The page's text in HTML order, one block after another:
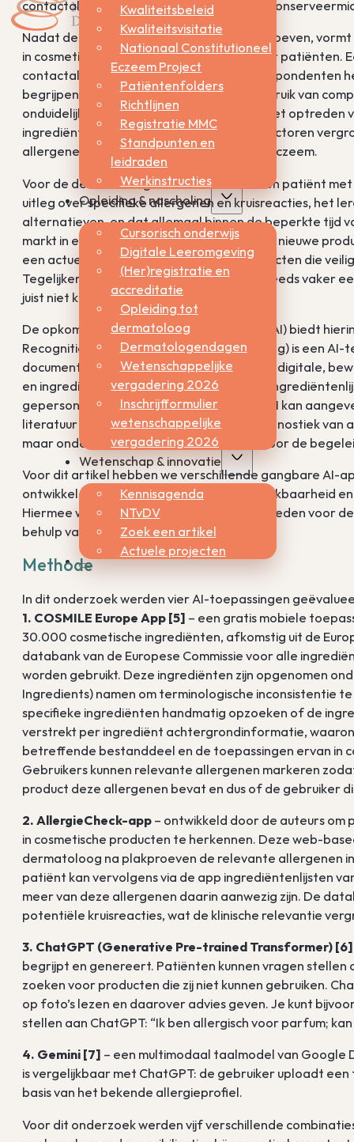
Kwaliteitsbeleid
Kwaliteitsvisitatie
Nationaal Constitutioneel
Eczeem Project
Patiëntenfolders
Richtlijnen
Registratie MMC
Standpunten en
leidraden
Werkinstructies
Opleiding & nascholing
Cursorisch onderwijs
Digitale Leeromgeving
(Her)registratie en
accreditatie
Opleiding tot
dermatoloog
Dermatologendagen
Wetenschappelijke
vergadering 2026
Inschrijfformulier
wetenschappelijke
vergadering 2026
Wetenschap & innovatie
Kennisagenda
NTvDV
Zoek een artikel
Actuele projecten
contactallergeen, waarbij geurstoffen en
Nadat de diagnose bevestigd is met plakproeven,
in cosmetica een aanzienlijke uitdaging voor patiënten.
contactallergie liet zien dat 46% van de respondenten
begrijpen. [2] Dit hangt samen met het gebruik van
onduidelijke etiketten. Daarnaast draagt het optreden
ingrediënten bij aan het probleem. Deze factoren
allergenen en recidiverende klachten van eczeem.
Voor de dermatoloog is het consult met een patiënt
uitleg over specifieke allergenen en kruisreacties, het
alternatieven, en dat allemaal binnen de beperkte tijd
markt in een hoog tempo, met voortdurend nieuwe
een actueel overzicht te hebben van producten die
Tegelijkertijd verwachten patiënten wel steeds vaker
juist niet kunnen gebruiken.
De opkomst van kunstmatige intelligentie (AI) biedt
Recognition (OCR; optische tekenherkenning) is een
documenten kan herkennen en omzetten in digitale,
en ingrediënten opsommen. Deze digitale
gepersonaliseerd allergieprofiel, waarna AI kan
literatuur blijkt dat AI-toepassingen de diagnostiek
maar onderzoek naar het gebruik van AI voor de
Voor dit artikel hebben we verschillende gangbare AI-
ontwikkelde app — geëvalueerd om de bruikbaarheid
Hiermee willen we praktische handvatten bieden voor
behulp van AI.
Methode
In dit onderzoek werden vier AI-toepassingen
1. COSMILE Europe App [5] – een gratis mobiele
30.000 cosmetische ingrediënten, afkomstig uit de
databank van de Europese Commissie voor alle
worden gebruikt. Deze ingrediënten zijn opgenomen
Ingredients) namen om terminologische inconsistentie
specifieke ingrediënten handmatig opzoeken of de
verstrekt per ingrediënt achtergrondinformatie,
betreffende bestanddeel en de toepassingen ervan in
Gebruikers kunnen relevante allergenen markeren
product deze allergenen bevat en dus of de gebruiker
2. AllergieCheck-app – ontwikkeld door de auteurs
in cosmetische producten te herkennen. Deze web-
dermatoloog na plakproeven de relevante allergenen
patiënt kan vervolgens via de app ingrediëntenlijsten
meer van deze allergenen daarin aanwezig zijn. De
potentiële kruisreacties, wat de klinische relevantie
3. ChatGPT (Generative Pre-trained Transformer) [6]
begrijpt en genereert. Patiënten kunnen vragen
zoeken voor producten die zij niet kunnen gebruiken.
op foto’s lezen en daarover advies geven. Je kunt
stellen aan ChatGPT: “Ik ben allergisch voor parfum;
4. Gemini [7] – een multimodaal taalmodel van
is vergelijkbaar met ChatGPT: de gebruiker uploadt
basis van het bekende allergieprofiel.
Voor dit onderzoek werden vijf verschillende